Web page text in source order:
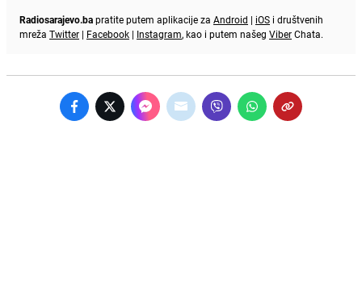
Radiosarajevo.bapratite putem aplikacije za Android | iOS i društvenih
mreža Twitter | Facebook | Instagram, kao i putem našeg ViberChata.